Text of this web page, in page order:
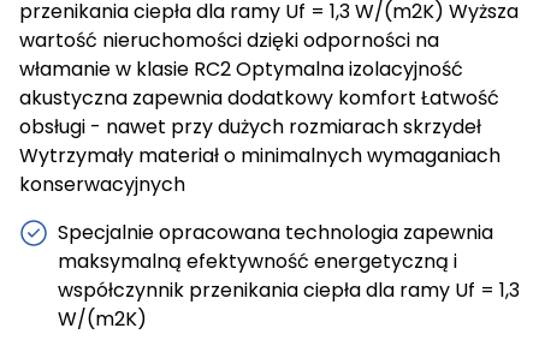
przenikania ciepła dla ramy Uf = 1,3 W/(m2K) Wyższa
wartość nieruchomości dzięki odporności na
włamanie w klasie RC2 Optymalna izolacyjność
akustyczna zapewnia dodatkowy komfort Łatwość
obsługi - nawet przy dużych rozmiarach skrzydeł
Wytrzymały materiał o minimalnych wymaganiach
konserwacyjnych
Specjalnie opracowana technologia zapewnia
maksymalną efektywność energetyczną i
współczynnik przenikania ciepła dla ramy Uf = 1,3
W/(m2K)